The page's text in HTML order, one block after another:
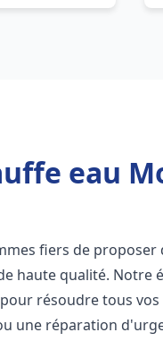
eau
fiers de
haute qualité. Notre
résoudre tous
une réparation